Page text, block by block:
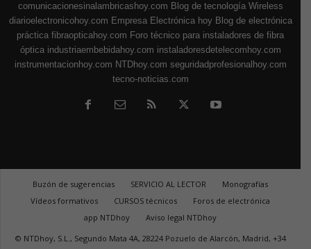
comunicacionesinalambricashoy.com Blog de tecnología Wireless
diarioelectronicohoy.com Empresa Electrónica hoy Blog de electrónica
práctica fibraopticahoy.com Foro técnico para instaladores de fibra
óptica industriaembebidahoy.com instaladoresdetelecomhoy.com
instrumentacionhoy.com NTDhoy.com seguridadprofesionalhoy.com
tecno-noticias.com
Buzón de sugerencias SERVICIO AL LECTOR
Monografías
Vídeos formativos
CURSOS técnicos
Foros de electrónica
app NTDhoy
Aviso legal NTDhoy
© NTDhoy, S.L., Segundo Mata 4A, 28224 Pozuelo de Alarcón, Madrid, +34